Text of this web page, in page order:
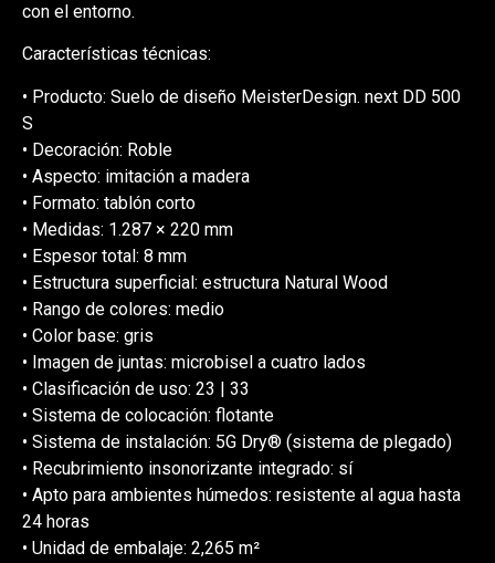
con el entorno.
Características técnicas:
• Producto: Suelo de diseño MeisterDesign. next DD 500
S
• Decoración: Roble
• Aspecto: imitación a madera
• Formato: tablón corto
• Medidas: 1.287 × 220 mm
• Espesor total: 8 mm
• Estructura superficial: estructura Natural Wood
• Rango de colores: medio
• Color base: gris
• Imagen de juntas: microbisel a cuatro lados
• Clasificación de uso: 23 | 33
• Sistema de colocación: flotante
• Sistema de instalación: 5G Dry® (sistema de plegado)
• Recubrimiento insonorizante integrado: sí
• Apto para ambientes húmedos: resistente al agua hasta
24 horas
• Unidad de embalaje: 2,265 m²